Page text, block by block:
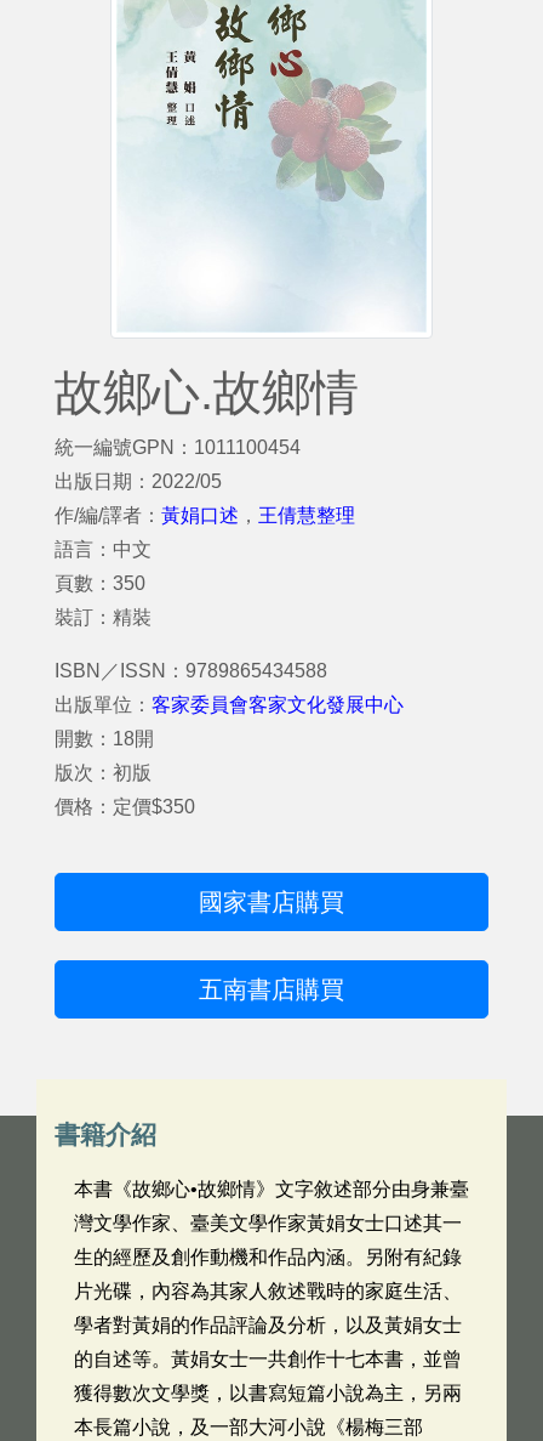
故鄉心.故鄉情
統一編號GPN：1011100454
出版日期：2022/05
作/編/譯者： 黃娟口述 ， 王倩慧整理
語言：中文
頁數：350
裝訂：精裝
ISBN／ISSN：9789865434588
出版單位： 客家委員會客家文化發展中心
開數：18開
版次：初版
價格：定價$350
國家書店購買
五南書店購買
書籍介紹
本書《故鄉心•故鄉情》文字敘述部分由身兼臺
灣文學作家、臺美文學作家黃娟女士口述其一
生的經歷及創作動機和作品內涵。另附有紀錄
片光碟，內容為其家人敘述戰時的家庭生活、
學者對黃娟的作品評論及分析，以及黃娟女士
的自述等。黃娟女士一共創作十七本書，並曾
獲得數次文學獎，以書寫短篇小說為主，另兩
本長篇小說，及一部大河小說《楊梅三部